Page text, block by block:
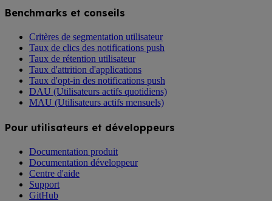
Benchmarks et conseils
Critères de segmentation utilisateur
Taux de clics des notifications push
Taux de rétention utilisateur
Taux d'attrition d'applications
Taux d'opt-in des notifications push
DAU (Utilisateurs actifs quotidiens)
MAU (Utilisateurs actifs mensuels)
Pour utilisateurs et développeurs
Documentation produit
Documentation développeur
Centre d'aide
Support
GitHub